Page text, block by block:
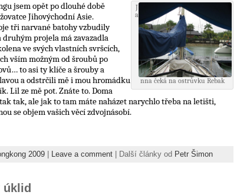
J
a
nna čeká na ostrůvku Rebak
jsem opět po dlouhé době
Jihovýchodní Asie.
tři narvané batohy vzbudily
druhým projela má zavazadla
ve svých vlastních svršcích,
vším možným od šroubů po
to asi ty klíče a šrouby a
a odstrčili mě i mou hromádku
Lil ze mě pot. Znáte to. Doma
tak, ale jak to tam máte naházet narychlo třeba na letišti,
se objem vašich věcí zdvojnásobí.
2009 Leave a comment | Další články od Petr Šimon
úklid